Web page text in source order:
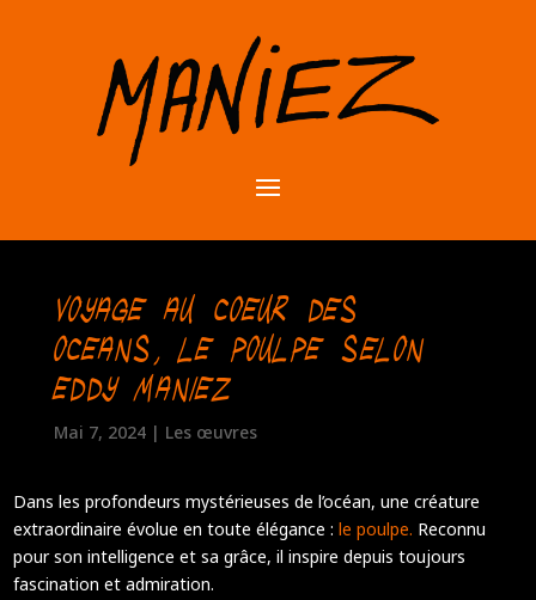
Voyage au coeur des
oceans, le poulpe selon
Eddy Maniez
Mai 7, 2024| Les œuvres
Dans les profondeurs mystérieuses de l’océan, une créature
extraordinaire évolue en toute élégance :le poulpe. Reconnu
pour son intelligence et sa grâce, il inspire depuis toujours
fascination et admiration.